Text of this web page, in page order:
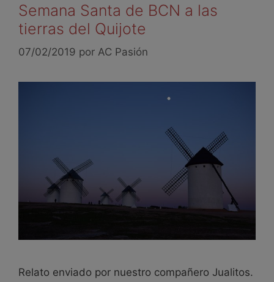
Semana Santa de BCN a las
tierras del Quijote
07/02/2019 por AC Pasión
Relato enviado por nuestro compañero Jualitos.